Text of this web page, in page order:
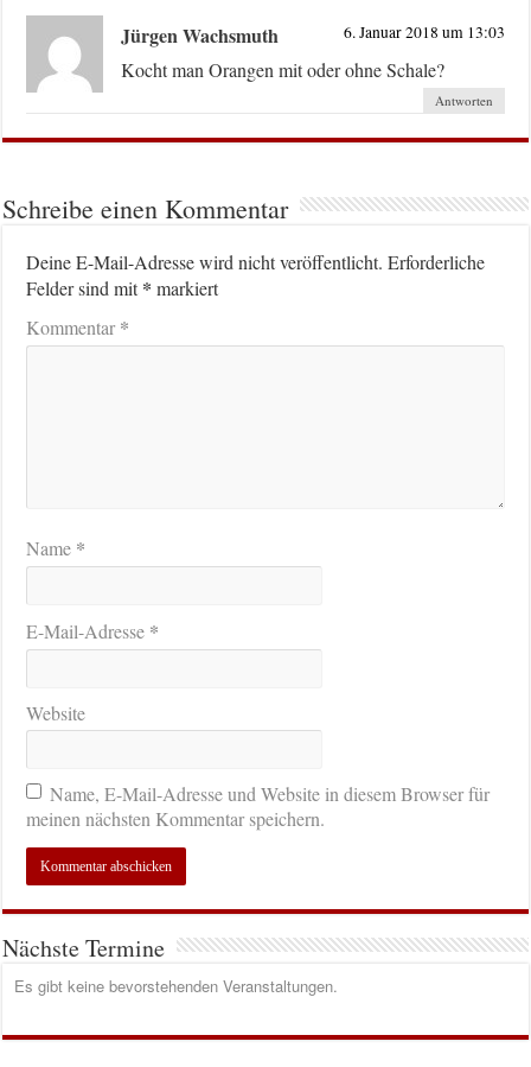
Jürgen Wachsmuth 6. Januar 2018 um 13:03
Kocht man Orangen mit oder ohne Schale?
Antworten
Schreibe einen Kommentar
Deine E-Mail-Adresse wird nicht veröffentlicht. Erforderliche
Felder sind mit* markiert
Kommentar*
Name *
E-Mail-Adresse *
Website
Name, E-Mail-Adresse und Website in diesem Browser für
meinen nächsten Kommentar speichern.
Nächste Termine
Es gibt keine bevorstehenden Veranstaltungen.